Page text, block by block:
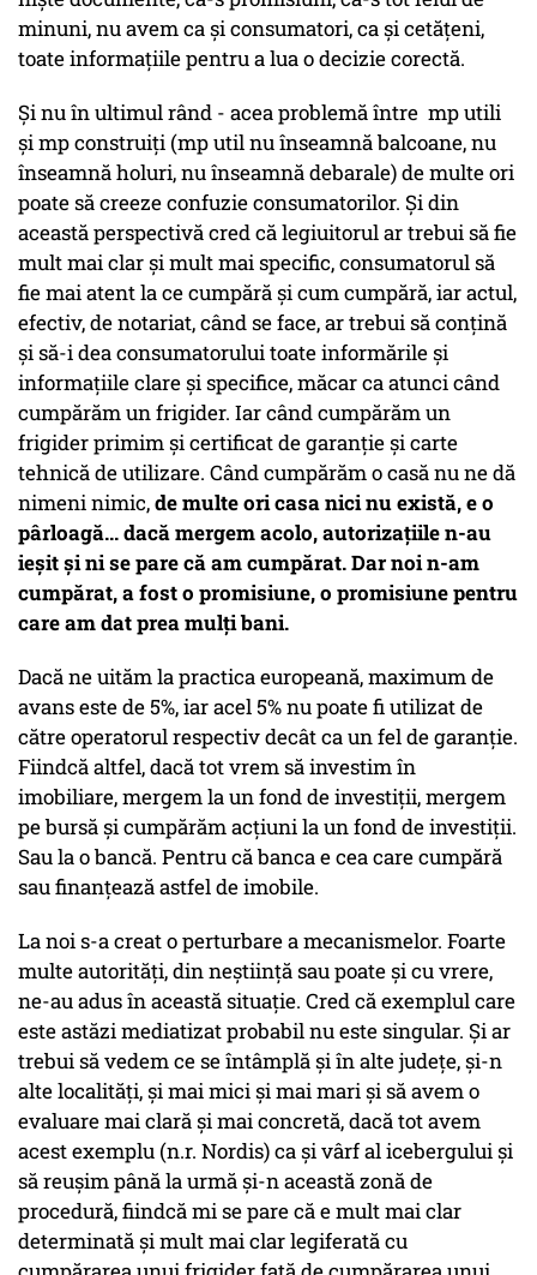
minuni, nu avem ca și consumatori, ca și cetățeni,
toate informațiile pentru a lua o decizie corectă.
Și nu în ultimul rând - acea problemă între mp utili
și mp construiți (mp util nu înseamnă balcoane, nu
înseamnă holuri, nu înseamnă debarale) de multe ori
poate să creeze confuzie consumatorilor. Și din
această perspectivă cred că legiuitorul ar trebui să fie
mult mai clar și mult mai specific, consumatorul să
fie mai atent la ce cumpără și cum cumpără, iar actul,
efectiv, de notariat, când se face, ar trebui să conțină
și să-i dea consumatorului toate informările și
informațiile clare și specifice, măcar ca atunci când
cumpărăm un frigider. Iar când cumpărăm un
frigider primim și certificat de garanție și carte
tehnică de utilizare. Când cumpărăm o casă nu ne dă
nimeni nimic,de multe ori casa nici nu există, e o
pârloagă... dacă mergem acolo, autorizațiile n-au
ieșit și ni se pare că am cumpărat. Dar noi n-am
cumpărat, a fost o promisiune, o promisiune pentru
care am dat prea mulți bani.
Dacă ne uităm la practica europeană, maximum de
avans este de 5%, iar acel 5% nu poate fi utilizat de
către operatorul respectiv decât ca un fel de garanție.
Fiindcă altfel, dacă tot vrem să investim în
imobiliare, mergem la un fond de investiții, mergem
pe bursă și cumpărăm acțiuni la un fond de investiții.
Sau la o bancă. Pentru că banca e cea care cumpără
sau finanțează astfel de imobile.
La noi s-a creat o perturbare a mecanismelor. Foarte
multe autorități, din neștiință sau poate și cu vrere,
ne-au adus în această situație. Cred că exemplul care
este astăzi mediatizat probabil nu este singular. Și ar
trebui să vedem ce se întâmplă și în alte județe, și-n
alte localități, și mai mici și mai mari și să avem o
evaluare mai clară și mai concretă, dacă tot avem
acest exemplu (n.r. Nordis) ca și vârf al icebergului și
să reușim până la urmă și-n această zonă de
procedură, fiindcă mi se pare că e mult mai clar
determinată și mult mai clar legiferată cu